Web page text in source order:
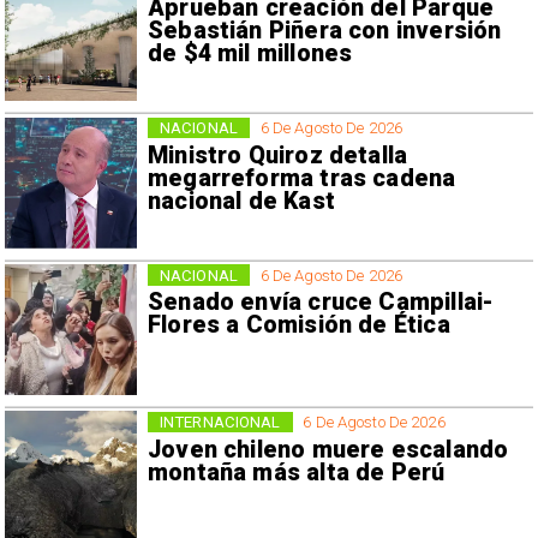
Aprueban creación del Parque
Sebastián Piñera con inversión
de $4 mil millones
6 De Agosto De 2026
Ministro Quiroz detalla
megarreforma tras cadena
nacional de Kast
NACIONAL
6 De Agosto De 2026
Senado envía cruce Campillai-
Flores a Comisión de Ética
NACIONAL
6 De Agosto De 2026
Joven chileno muere escalando
montaña más alta de Perú
INTERNACIONAL